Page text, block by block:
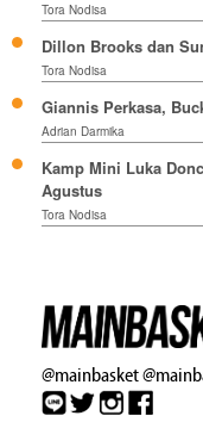
Tora Nodisa
Dillon Brooks dan
Tora Nodisa
Giannis Perkasa,
Adrian Darmika
Kamp Mini Luka
Agustus
Tora Nodisa
@mainbasket